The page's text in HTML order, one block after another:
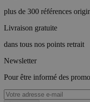
plus de 300 références
Livraison gratuite
dans tous nos points retrait
Newsletter
Pour être informé des